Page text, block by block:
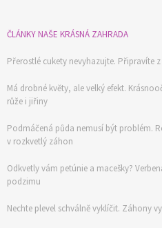
ČLÁNKY NAŠE KRÁSNÁ ZAHRADA
Přerostlé cukety nevyhazujte. Připravíte
Má drobné květy, ale velký efekt.
růže i jiřiny
Podmáčená půda nemusí být problém.
v rozkvetlý záhon
Odkvetly vám petúnie a macešky?
podzimu
Nechte plevel schválně vyklíčit. Záhony